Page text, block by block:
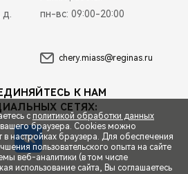
пн-вс: 09:00-20:00
chery.miass@reginas.ru
К НАМ
СЕТЯХ:
с политикой обработки данных
браузера. Cookies можно
настройках браузера. Для обеспечения
пользовательского опыта на сайте
веб-аналитики (в том числе
использование сайта, Вы соглашаетесь